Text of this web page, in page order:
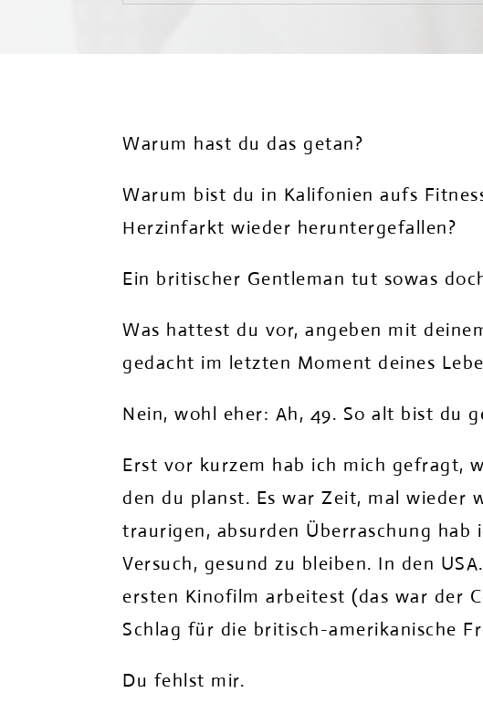
Warum hast du das getan?
Warum bist du in Kalifonien aufs
Herzinfarkt wieder heruntergefallen?
Ein britischer Gentleman tut sowas
Was hattest du vor, angeben mit
gedacht im letzten Moment deines
Nein, wohl eher: Ah, 49. So alt bist du
Erst vor kurzem hab ich mich gefragt,
den du planst. Es war Zeit, mal wieder
traurigen, absurden Überraschung
Versuch, gesund zu bleiben. In den
ersten Kinofilm arbeitest (das war der
Schlag für die britisch-amerikanische
Du fehlst mir.